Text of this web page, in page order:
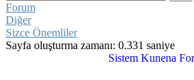
Forum
Diğer
Sizce Önemliler
Sayfa oluşturma zamanı: 0.331 saniye
Sistem Kunena